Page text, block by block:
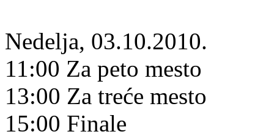
Nedelja, 03.10.2010.
11:00 Za peto mesto
13:00 Za treće mesto
15:00 Finale